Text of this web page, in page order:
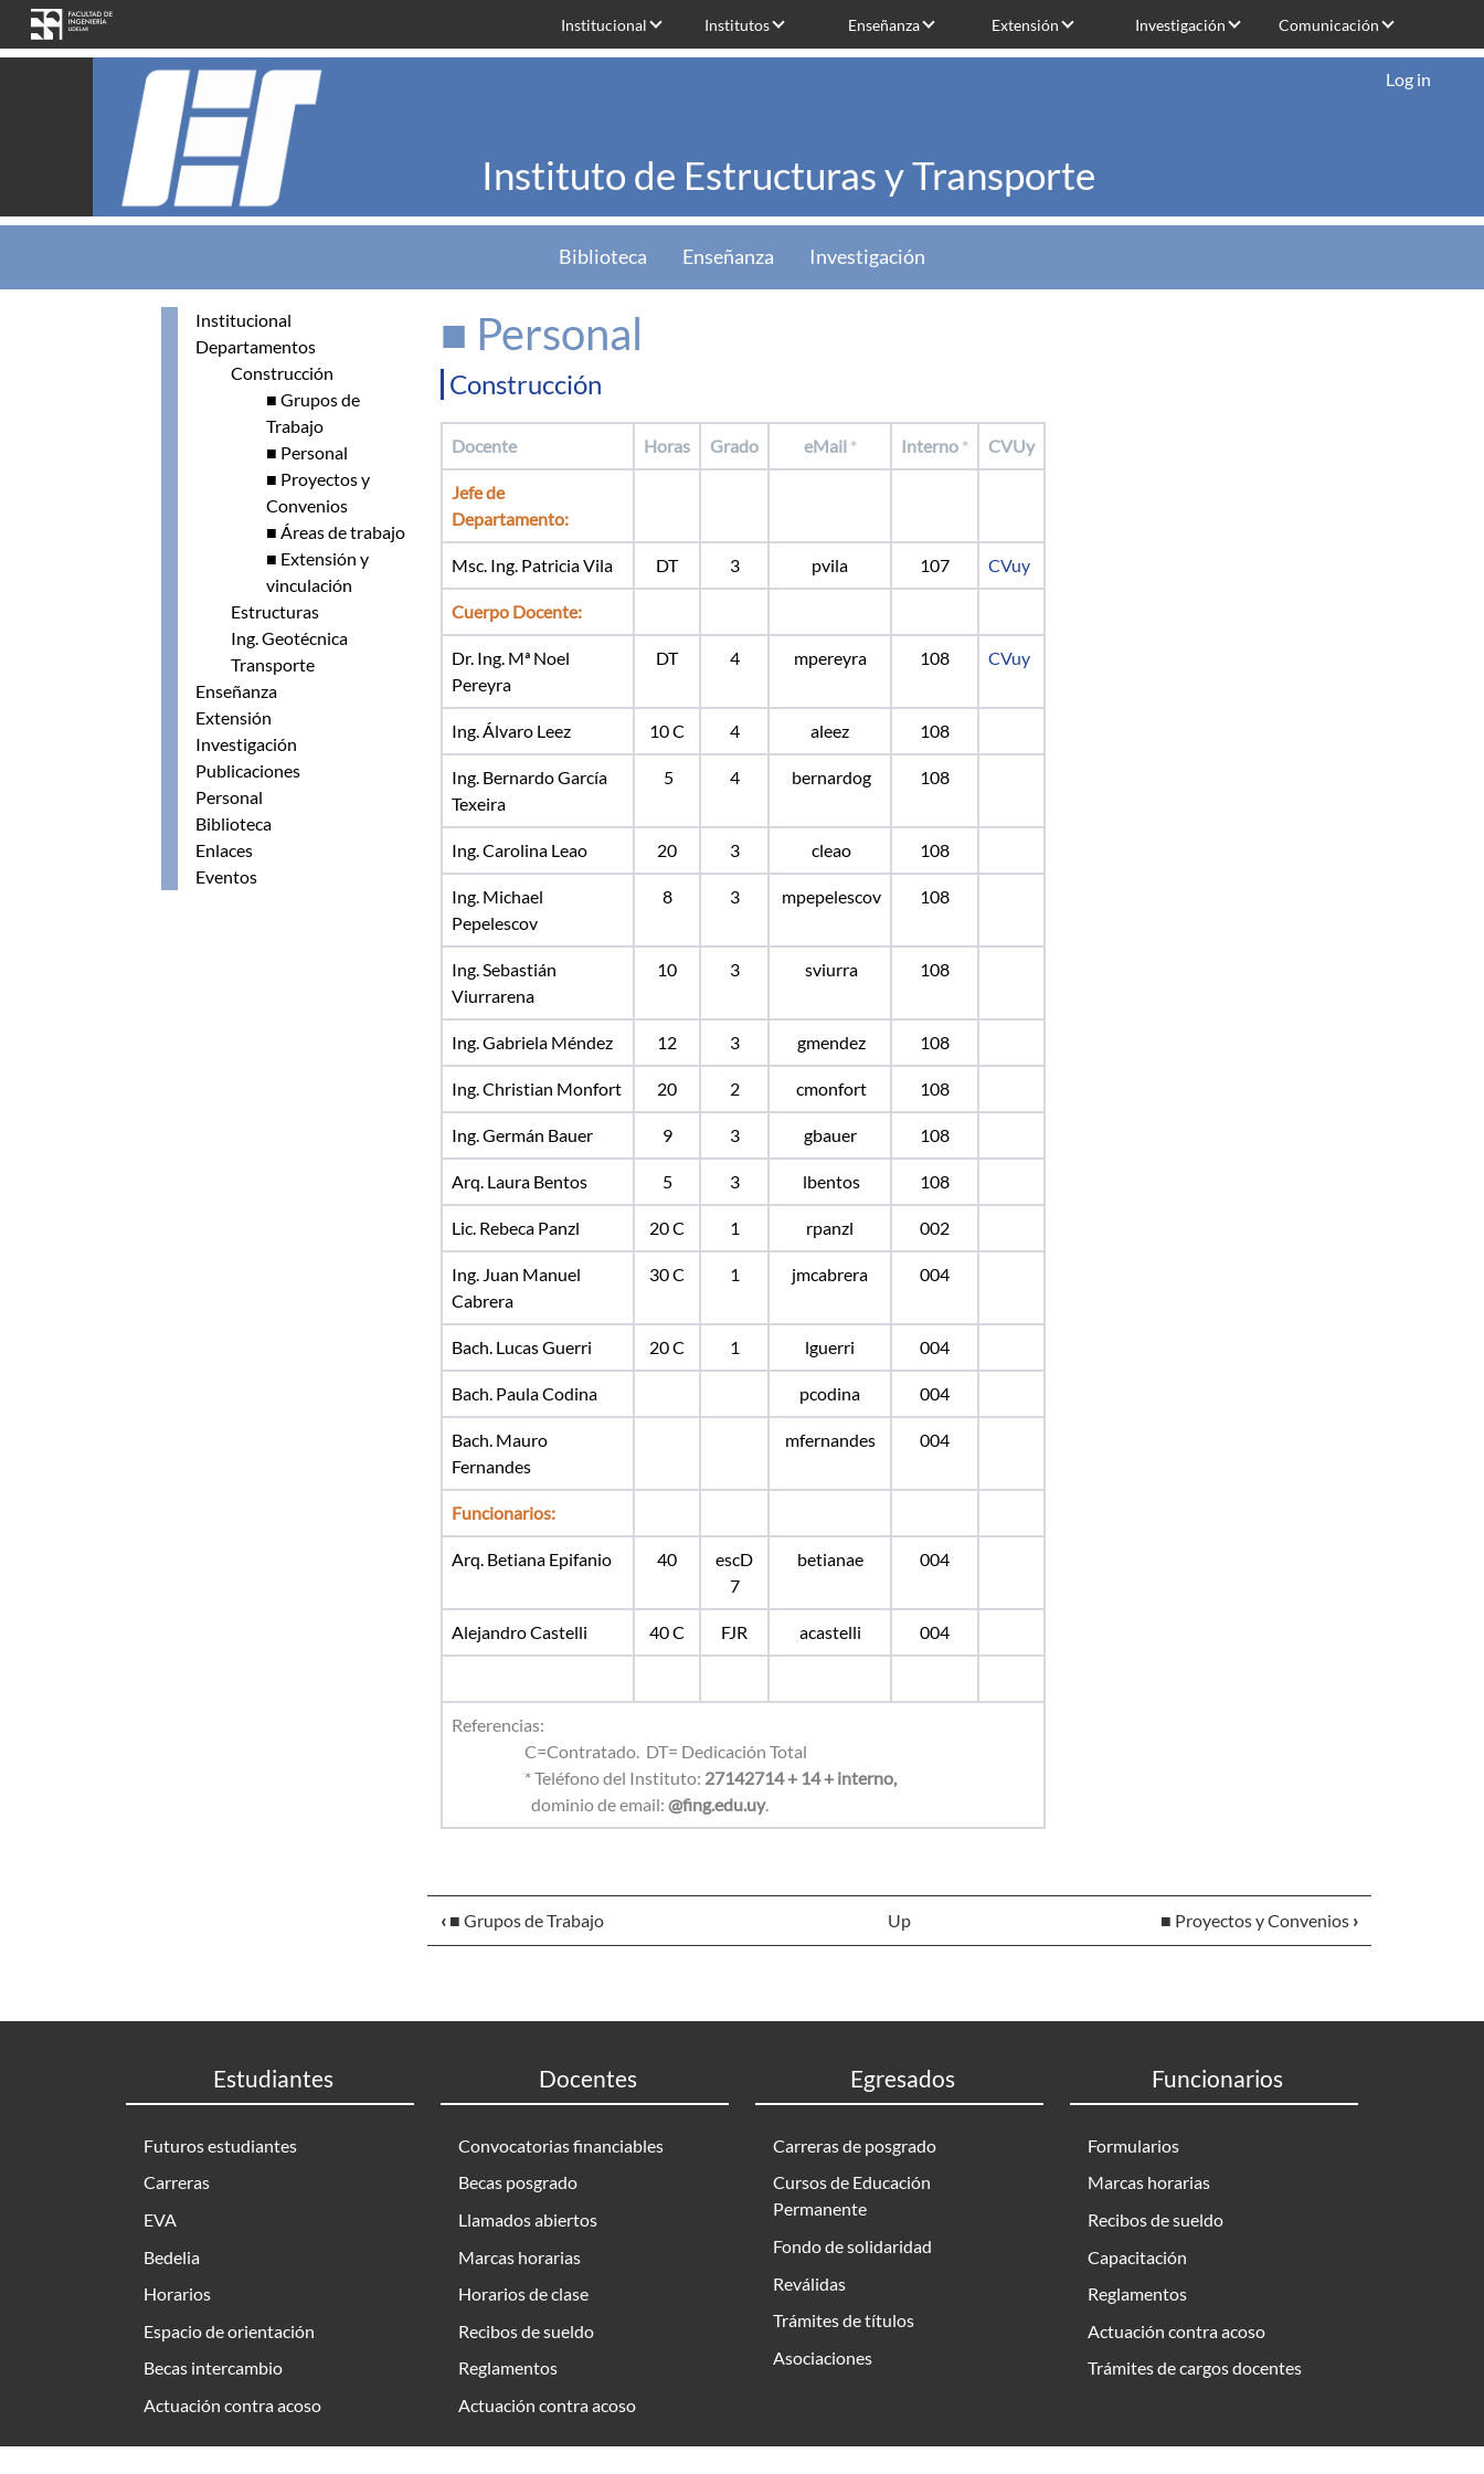
Skip to main content
Institucional Institutos Enseñanza Extensión Investigación Comunicación
Instituto de Estructuras y Transporte
Log in
Biblioteca Enseñanza Investigación
Institucional
Departamentos
Construcción
■ Grupos de
Trabajo
■ Personal
■ Proyectos y
Convenios
■ Áreas de trabajo
■ Extensión y
vinculación
Estructuras
Ing. Geotécnica
Transporte
Enseñanza
Extensión
Investigación
Publicaciones
Personal
Biblioteca
Enlaces
Eventos
■ Personal
Construcción
Docente Horas Grado eMail * Interno * CVUy
Jefe de
Departamento:
Msc. Ing. Patricia Vila DT 3 pvila 107 CVuy
Cuerpo Docente:
Dr. Ing. Mª Noel
Pereyra
DT 4 mpereyra 108 CVuy
Ing. Álvaro Leez 10 C 4 aleez 108
Ing. Bernardo García
Texeira
5 4 bernardog 108
Ing. Carolina Leao 20 3 cleao 108
Ing. Michael
Pepelescov
8 3 mpepelescov 108
Ing. Sebastián
Viurrarena
10 3 sviurra 108
Ing. Gabriela Méndez 12 3 gmendez 108
Ing. Christian Monfort 20 2 cmonfort 108
Ing. Germán Bauer 9 3 gbauer 108
Arq. Laura Bentos 5 3 lbentos 108
Lic. Rebeca Panzl 20 C 1 rpanzl 002
Ing. Juan Manuel
Cabrera
30 C 1 jmcabrera 004
Bach. Lucas Guerri 20 C 1 lguerri 004
Bach. Paula Codina pcodina 004
Bach. Mauro
Fernandes
mfernandes 004
Funcionarios:
Arq. Betiana Epifanio 40
escD
7
betianae 004
Alejandro Castelli 40 C FJR acastelli 004
Referencias:
C=Contratado. DT= Dedicación Total
* Teléfono del Instituto: 27142714 + 14 + interno,
dominio de email: @fing.edu.uy.
‹ ■ Grupos de Trabajo Up ■ Proyectos y Convenios ›
Estudiantes
Futuros estudiantes
Carreras
EVA
Bedelia
Horarios
Espacio de orientación
Becas intercambio
Actuación contra acoso
Docentes
Convocatorias financiables
Becas posgrado
Llamados abiertos
Marcas horarias
Horarios de clase
Recibos de sueldo
Reglamentos
Actuación contra acoso
Egresados
Carreras de posgrado
Cursos de Educación
Permanente
Fondo de solidaridad
Reválidas
Trámites de títulos
Asociaciones
Funcionarios
Formularios
Marcas horarias
Recibos de sueldo
Capacitación
Reglamentos
Actuación contra acoso
Trámites de cargos docentes